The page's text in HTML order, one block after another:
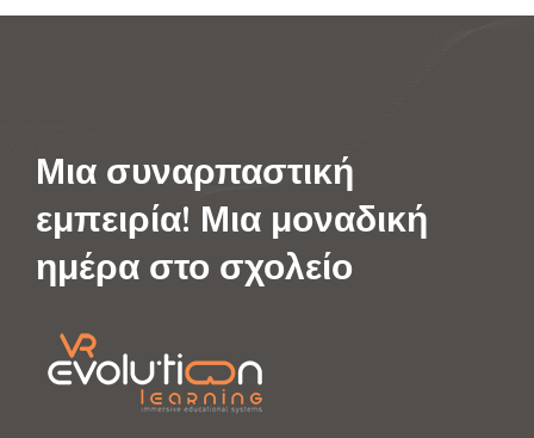
Μια συναρπαστική
εμπειρία! Μια μοναδική
ημέρα στο σχολείο